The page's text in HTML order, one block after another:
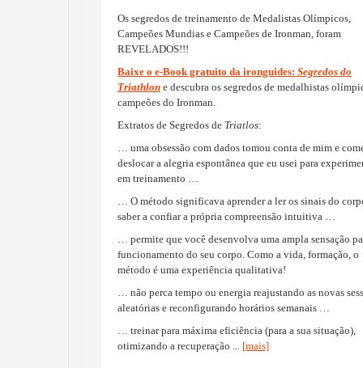
Os segredos de treinamento de Medalistas Olímpicos,
Campeões Mundias e Campeões de Ironman, foram
REVELADOS!!!
Baixe o e-Book gratuito da ironguides: Segredos do
Triathlon e descubra os segredos de medalhistas
campeões do Ironman.
Extratos de Segredos de Triatlos:
… uma obsessão com dados tomou conta de mim e
deslocar a alegria espontânea que eu usei para
em treinamento …
… O método significava aprender a ler os sinais do
saber a confiar a própria compreensão intuitiva …
… permite que você desenvolva uma ampla sensação
funcionamento do seu corpo. Como a vida, formação, o
método é uma experiência qualitativa!
… não perca tempo ou energia reajustando as novas
aleatórias e reconfigurando horários semanais …
… treinar para máxima eficiência (para a sua situação),
otimizando a recuperação ... [mais]